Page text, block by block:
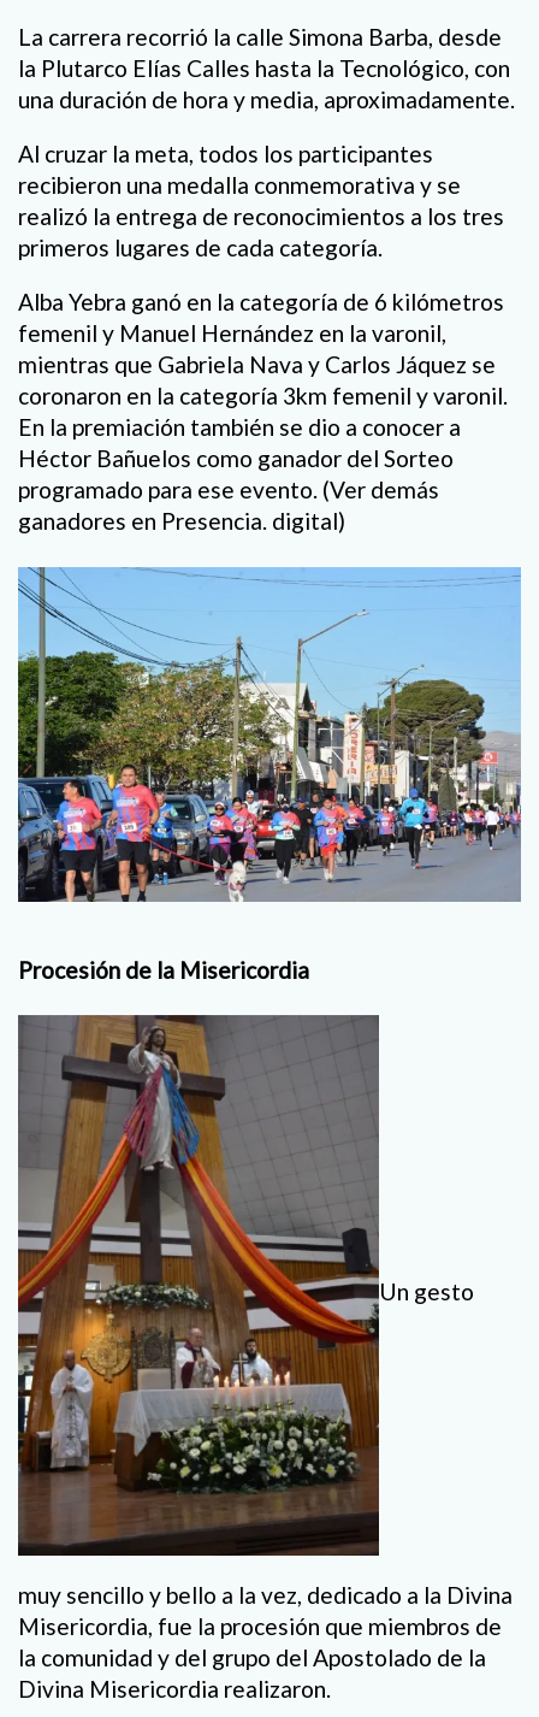
La carrera recorrió la calle Simona Barba, desde
la Plutarco Elías Calles hasta la Tecnológico, con
una duración de hora y media, aproximadamente.
Al cruzar la meta, todos los participantes
recibieron una medalla conmemorativa y se
realizó la entrega de reconocimientos a los tres
primeros lugares de cada categoría.
Alba Yebra ganó en la categoría de 6 kilómetros
femenil y Manuel Hernández en la varonil,
mientras que Gabriela Nava y Carlos Jáquez se
coronaron en la categoría 3km femenil y varonil.
En la premiación también se dio a conocer a
Héctor Bañuelos como ganador del Sorteo
programado para ese evento. (Ver demás
ganadores en Presencia. digital)
Procesión de la Misericordia
Un gesto
muy sencillo y bello a la vez, dedicado a la Divina
Misericordia, fue la procesión que miembros de
la comunidad y del grupo del Apostolado de la
Divina Misericordia realizaron.